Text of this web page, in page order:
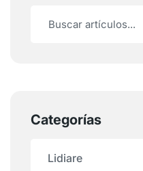
Categorías
Lidiare